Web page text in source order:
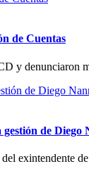
de Cuentas
y denunciaron
de Diego
exintendente